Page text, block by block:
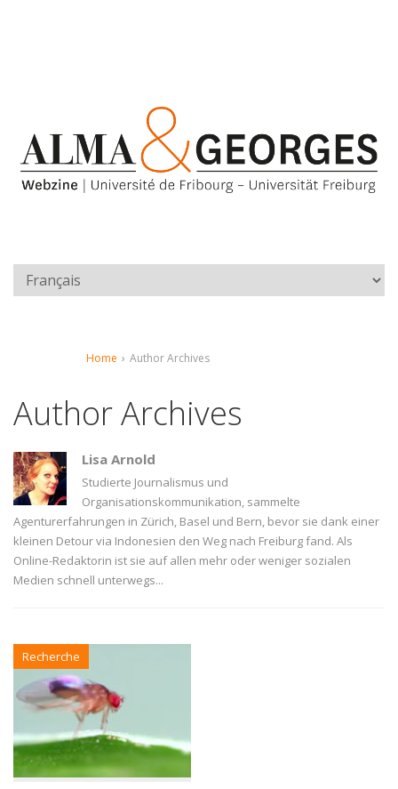
Home › Author Archives
Author Archives
Lisa Arnold
Studierte Journalismus und
Organisationskommunikation, sammelte
Agenturerfahrungen in Zürich, Basel und Bern, bevor sie dank einer
kleinen Detour via Indonesien den Weg nach Freiburg fand. Als
Online-Redaktorin ist sie auf allen mehr oder weniger sozialen
Medien schnell unterwegs...
Recherche